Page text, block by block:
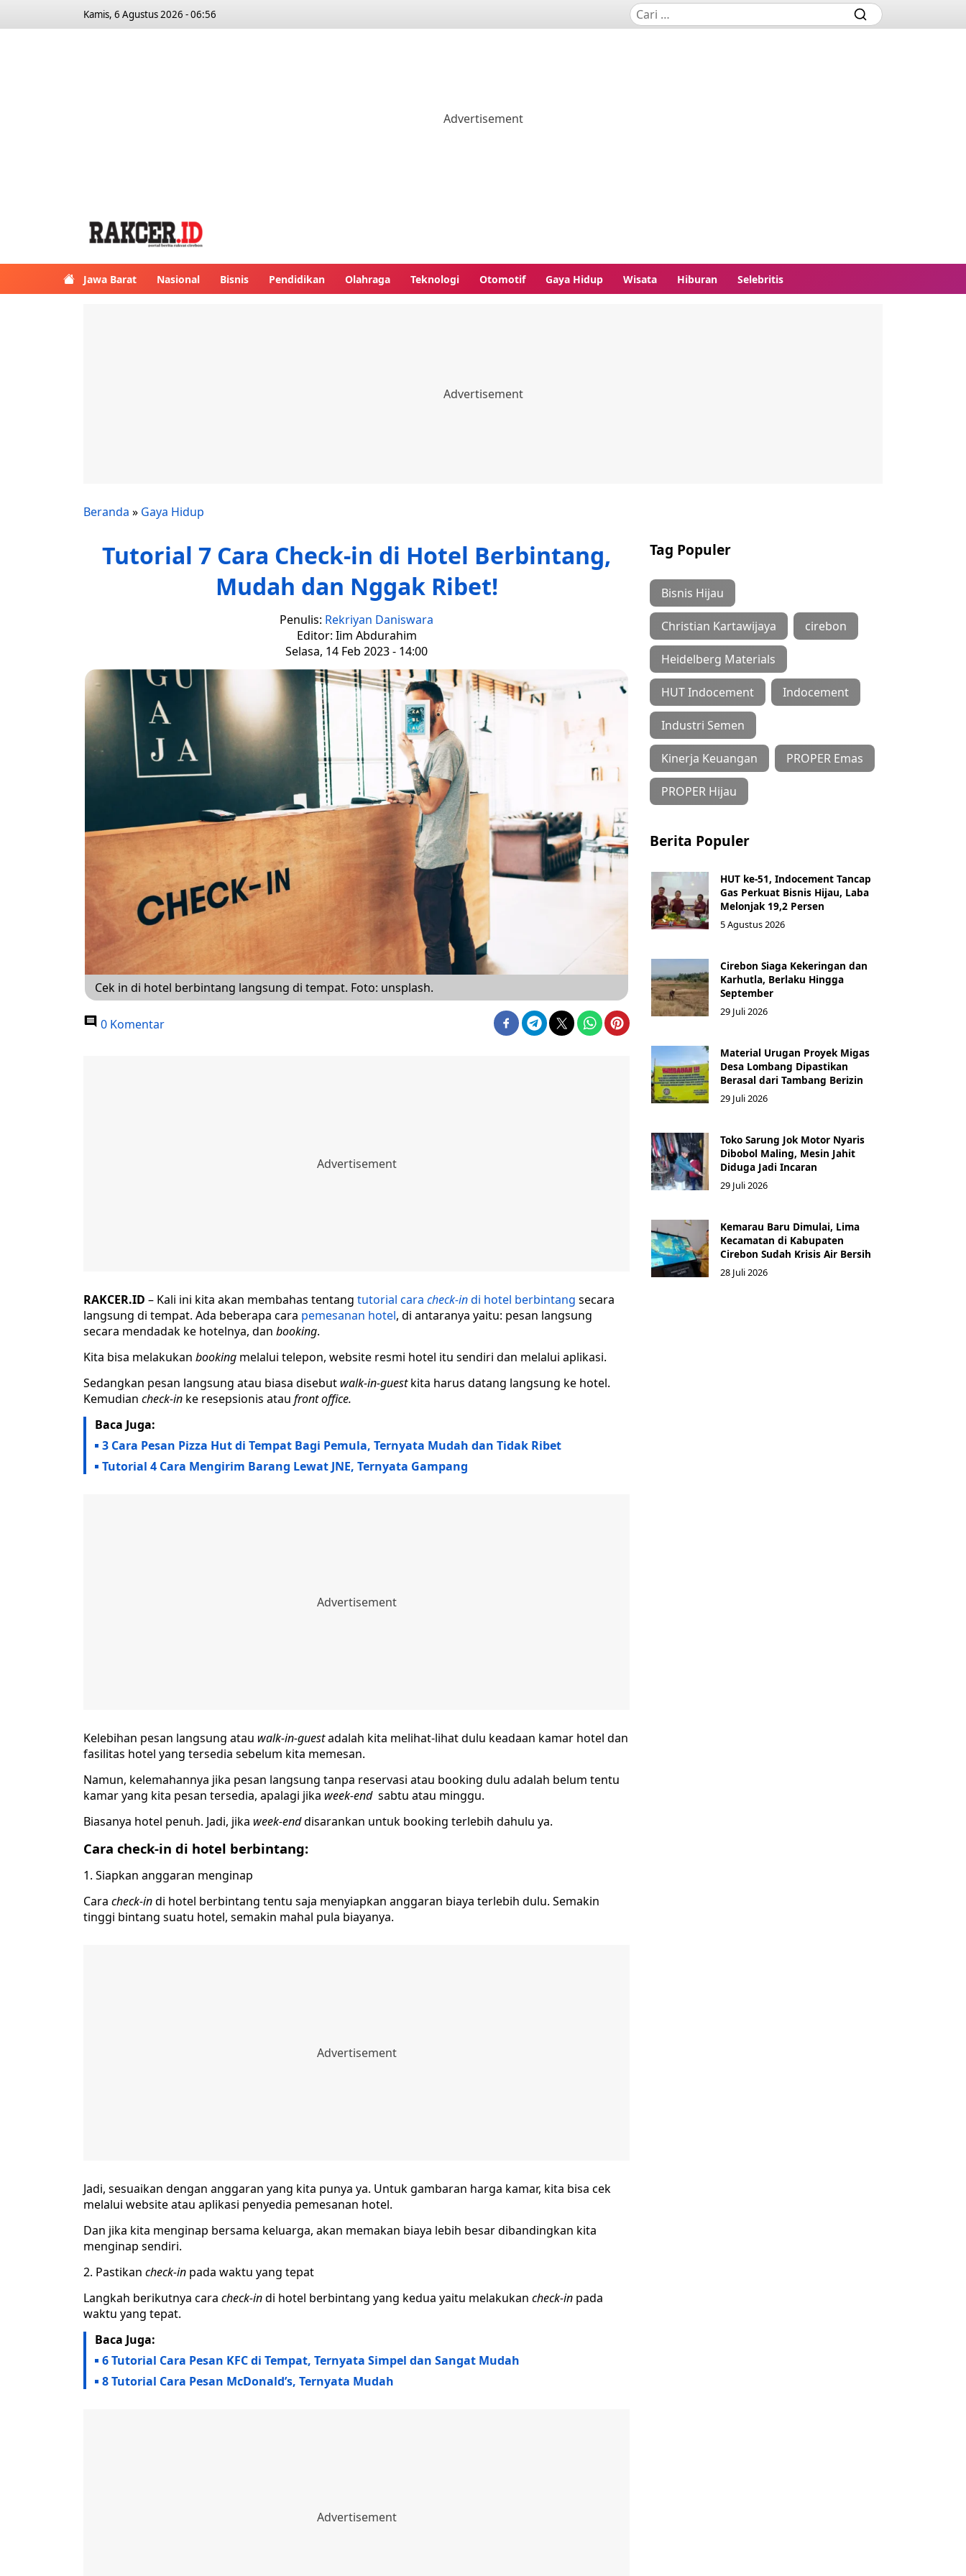
Kamis, 6 Agustus 2026 - 06:56
Jawa Barat Nasional Bisnis Pendidikan Olahraga Teknologi Otomotif Gaya Hidup Wisata Hiburan Selebritis
Beranda » Gaya Hidup
Tutorial 7 Cara Check-in di Hotel Berbintang,
Mudah dan Nggak Ribet!
Penulis: Rekriyan Daniswara
Editor: Iim Abdurahim
Selasa, 14 Feb 2023 - 14:00
Cek in di hotel berbintang langsung di tempat. Foto: unsplash.
0 Komentar
RAKCER.ID – Kali ini kita akan membahas tentang tutorial cara check-indi hotel berbintang secara
langsung di tempat. Ada beberapa cara pemesanan hotel, di antaranya yaitu: pesan langsung
secara mendadak ke hotelnya, dan booking.
Kita bisa melakukan booking melalui telepon, website resmi hotel itu sendiri dan melalui aplikasi.
Sedangkan pesan langsung atau biasa disebut walk-in-guestkita harus datang langsung ke hotel.
Kemudian check-in ke resepsionis atau front office.
Baca Juga:
3 Cara Pesan Pizza Hut di Tempat Bagi Pemula, Ternyata Mudah dan Tidak Ribet
Tutorial 4 Cara Mengirim Barang Lewat JNE, Ternyata Gampang
Kelebihan pesan langsung atau walk-in-guestadalah kita melihat-lihat dulu keadaan kamar hotel dan
fasilitas hotel yang tersedia sebelum kita memesan.
Namun, kelemahannya jika pesan langsung tanpa reservasi atau booking dulu adalah belum tentu
kamar yang kita pesan tersedia, apalagi jika week-endsabtu atau minggu.
Biasanya hotel penuh. Jadi, jika week-enddisarankan untuk booking terlebih dahulu ya.
Cara check-in di hotel berbintang:
Siapkan anggaran menginap
Cara check-indi hotel berbintang tentu saja menyiapkan anggaran biaya terlebih dulu. Semakin
tinggi bintang suatu hotel, semakin mahal pula biayanya.
Jadi, sesuaikan dengan anggaran yang kita punya ya. Untuk gambaran harga kamar, kita bisa cek
melalui website atau aplikasi penyedia pemesanan hotel.
Dan jika kita menginap bersama keluarga, akan memakan biaya lebih besar dibandingkan kita
menginap sendiri.
Pastikan check-in pada waktu yang tepat
Langkah berikutnya cara check-indi hotel berbintang yang kedua yaitu melakukan check-in pada
waktu yang tepat.
Baca Juga:
6 Tutorial Cara Pesan KFC di Tempat, Ternyata Simpel dan Sangat Mudah
8 Tutorial Cara Pesan McDonald’s, Ternyata Mudah
Tag Populer
Bisnis Hijau
Christian Kartawijaya cirebon
Heidelberg Materials
HUT Indocement Indocement
Industri Semen
Kinerja Keuangan PROPER Emas
PROPER Hijau
Berita Populer
HUT ke-51, Indocement Tancap
Gas Perkuat Bisnis Hijau, Laba
Melonjak 19,2 Persen
5 Agustus 2026
Cirebon Siaga Kekeringan dan
Karhutla, Berlaku Hingga
September
29 Juli 2026
Material Urugan Proyek Migas
Desa Lombang Dipastikan
Berasal dari Tambang Berizin
29 Juli 2026
Toko Sarung Jok Motor Nyaris
Dibobol Maling, Mesin Jahit
Diduga Jadi Incaran
29 Juli 2026
Kemarau Baru Dimulai, Lima
Kecamatan di Kabupaten
Cirebon Sudah Krisis Air Bersih
28 Juli 2026